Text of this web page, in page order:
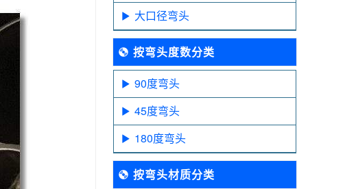
大口径弯头
按弯头度数分类
90度弯头
45度弯头
180度弯头
按弯头材质分类